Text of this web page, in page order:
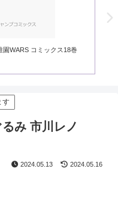
園WARS コミックス18巻
す
み 市川レノ
2024.05.13 2024.05.16